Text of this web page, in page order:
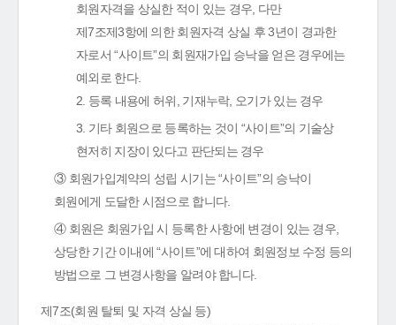
회원자격을 상실한 적이 있는 경우, 다만
제7조제3항에 의한 회원자격 상실 후 3년이 경과한
자로서 “사이트”의 회원재가입 승낙을 얻은 경우에는
예외로 한다.
2. 등록 내용에 허위, 기재누락, 오기가 있는 경우
3. 기타 회원으로 등록하는 것이 “사이트”의 기술상
현저히 지장이 있다고 판단되는 경우
③ 회원가입계약의 성립 시기는 “사이트”의 승낙이
회원에게 도달한 시점으로 합니다.
④ 회원은 회원가입 시 등록한 사항에 변경이 있는 경우,
상당한 기간 이내에 “사이트”에 대하여 회원정보 수정 등의
방법으로 그 변경사항을 알려야 합니다.
제7조(회원 탈퇴 및 자격 상실 등)